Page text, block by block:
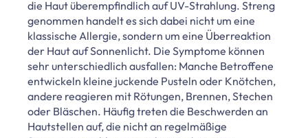
die Haut überempfindlich auf UV-Strahlung. Streng
genommen handelt es sich dabei nicht um eine
klassische Allergie, sondern um eine Überreaktion
der Haut auf Sonnenlicht. Die Symptome können
sehr unterschiedlich ausfallen: Manche Betroffene
entwickeln kleine juckende Pusteln oder Knötchen,
andere reagieren mit Rötungen, Brennen, Stechen
oder Bläschen. Häufig treten die Beschwerden an
Hautstellen auf, die nicht an regelmäßige